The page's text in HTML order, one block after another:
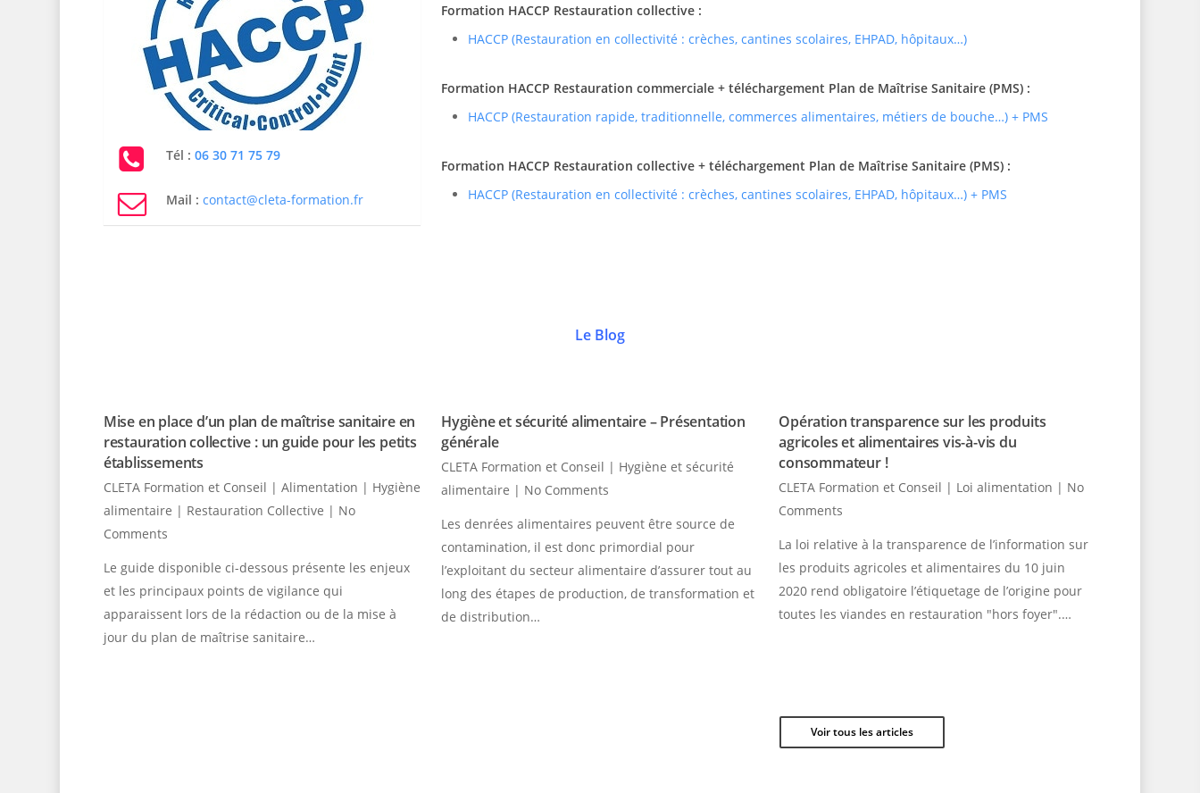
Tél : 06 30 71 75 79
Mail : contact@cleta-formation.fr
Formation HACCP Restauration collective :
HACCP (Restauration en collectivité : crèches, cantines scolaires, EHPAD, hôpitaux…)
Formation HACCP Restauration commerciale + téléchargement Plan de Maîtrise Sanitaire (PMS) :
HACCP (Restauration rapide, traditionnelle, commerces alimentaires, métiers de bouche…) + PMS
Formation HACCP Restauration collective + téléchargement Plan de Maîtrise Sanitaire (PMS) :
HACCP (Restauration en collectivité : crèches, cantines scolaires, EHPAD, hôpitaux…) + PMS
Le Blog
Mise en place d’un plan de maîtrise sanitaire en
restauration collective : un guide pour les petits
établissements
CLETA Formation et Conseil | Alimentation | Hygiène
alimentaire | Restauration Collective | No
Comments
Le guide disponible ci-dessous présente les enjeux
et les principaux points de vigilance qui
apparaissent lors de la rédaction ou de la mise à
jour du plan de maîtrise sanitaire…
Hygiène et sécurité alimentaire – Présentation
générale
CLETA Formation et Conseil | Hygiène et sécurité
alimentaire | No Comments
Les denrées alimentaires peuvent être source de
contamination, il est donc primordial pour
l’exploitant du secteur alimentaire d’assurer tout au
long des étapes de production, de transformation et
de distribution…
Opération transparence sur les produits
agricoles et alimentaires vis-à-vis du
consommateur !
CLETA Formation et Conseil | Loi alimentation | No
Comments
La loi relative à la transparence de l’information sur
les produits agricoles et alimentaires du 10 juin
2020 rend obligatoire l’étiquetage de l’origine pour
toutes les viandes en restauration "hors foyer".…
Voir tous les articles